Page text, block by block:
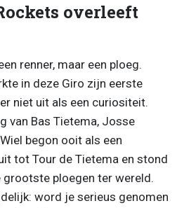
overleeft
renner, maar een ploeg.
in deze Giro zijn eerste
niet uit als een curiositeit.
van Bas Tietema, Josse
begon ooit als een
tot Tour de Tietema en stond
grootste ploegen ter wereld.
word je serieus genomen